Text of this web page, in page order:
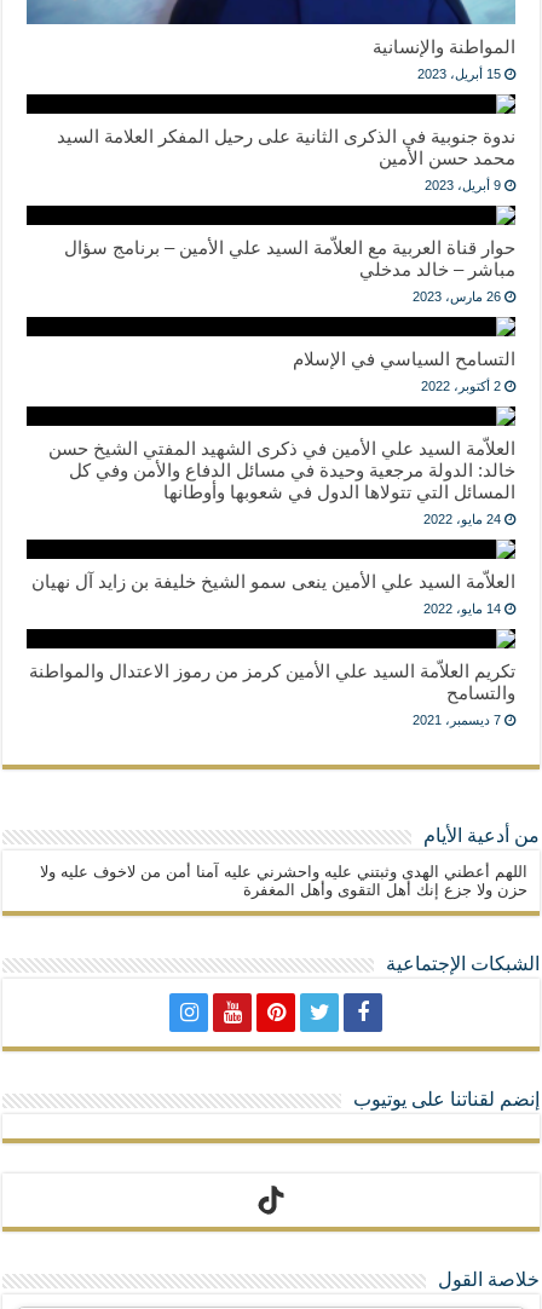
المواطنة والإنسانية
15 أبريل، 2023
ندوة جنوبية في الذكرى الثانية على رحيل المفكر العلامة السيد
محمد حسن الأمين
9 أبريل، 2023
حوار قناة العربية مع العلاّمة السيد علي الأمين – برنامج سؤال
مباشر – خالد مدخلي
26 مارس، 2023
التسامح السياسي في الإسلام
2 أكتوبر، 2022
العلاّمة السيد علي الأمين في ذكرى الشهيد المفتي الشيخ حسن
خالد: الدولة مرجعية وحيدة في مسائل الدفاع والأمن وفي كل
المسائل التي تتولاها الدول في شعوبها وأوطانها
24 مايو، 2022
العلاّمة السيد علي الأمين ينعى سمو الشيخ خليفة بن زايد آل نهيان
14 مايو، 2022
تكريم العلاّمة السيد علي الأمين كرمز من رموز الاعتدال والمواطنة
والتسامح
7 ديسمبر، 2021
من أدعية الأيام
اللهم أعطني الهدى وثبتني عليه واحشرني عليه آمنا أمن من لاخوف عليه ولا
حزن ولا جزع إنك أهل التقوى وأهل المغفرة
الشبكات الإجتماعية
إنضم لقناتنا على يوتيوب
تيك توك
خلاصة القول